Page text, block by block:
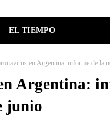
EL TIEMPO
en Argentina: informe de la
Argentina:
junio